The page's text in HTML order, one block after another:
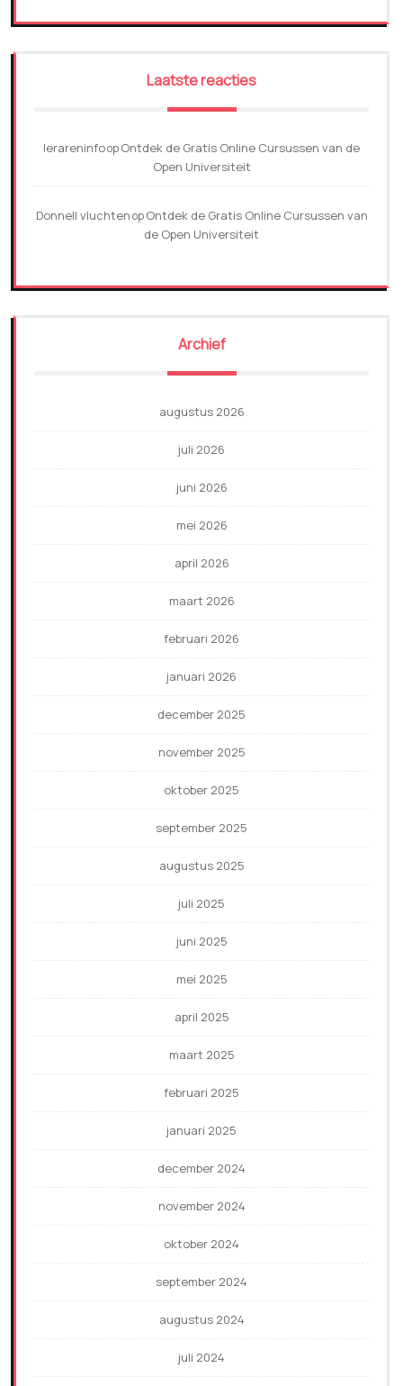
Laatste reacties
lerareninfoopOntdek de Gratis Online Cursussen van de
Open Universiteit
Donnell vluchtenopOntdek de Gratis Online Cursussen van
de Open Universiteit
Archief
augustus 2026
juli 2026
juni 2026
mei 2026
april 2026
maart 2026
februari 2026
januari 2026
december 2025
november 2025
oktober 2025
september 2025
augustus 2025
juli 2025
juni 2025
mei 2025
april 2025
maart 2025
februari 2025
januari 2025
december 2024
november 2024
oktober 2024
september 2024
augustus 2024
juli 2024